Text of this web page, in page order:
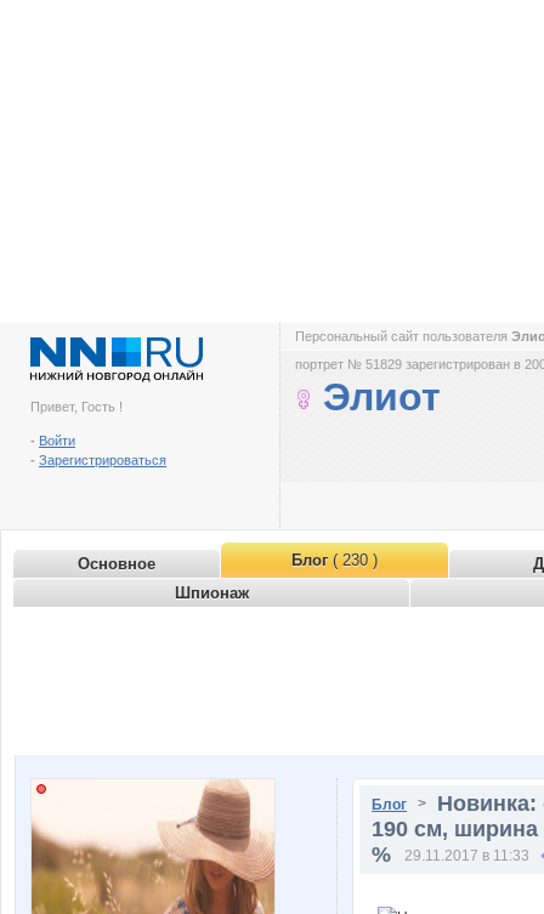
Привет, Гость !
- Войти
- Зарегистрироваться
Персональный сайт пользователя
портрет № 51829 зарегистрирован в
Элиот
Основное Блог( 230 )
Шпионаж
Блог > Новинка:
190 см, ширина
%
29.11.2017 в 11:33